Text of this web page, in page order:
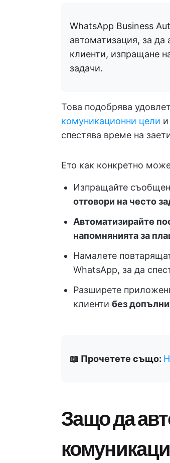
WhatsApp Business
автоматизация, за да
клиенти, изпращане
задачи.
Това подобрява
комуникационни цели
спестява време на
Ето как конкретно
Изпращайте
отговори на често
Автоматизирайте
напомнянията за
Намалете
WhatsApp, за да
Разширете
клиенти без
📖 Прочетете също:
Защо да